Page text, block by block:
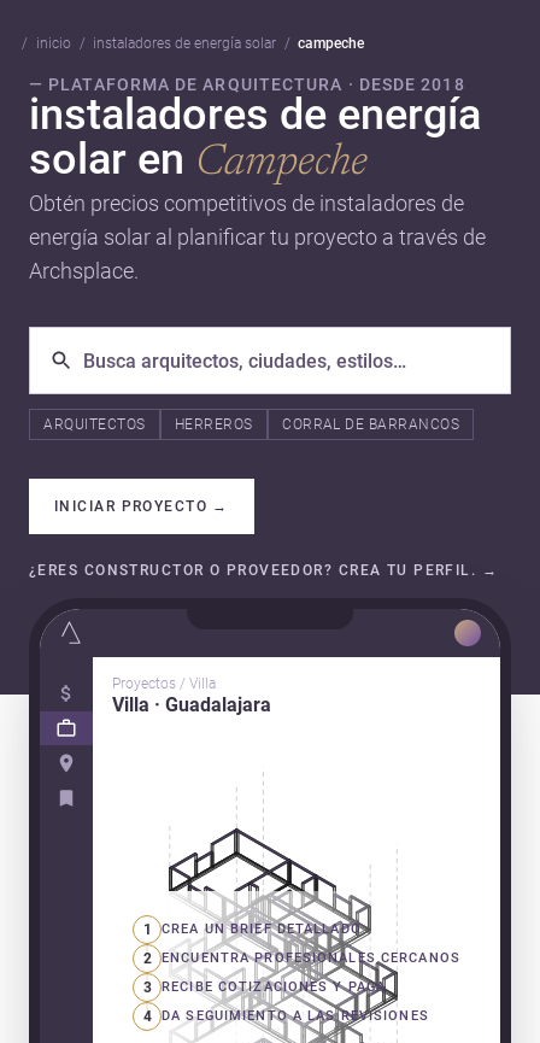
inicio instaladores de energía solar campeche
— PLATAFORMA DE ARQUITECTURA · DESDE 2018
instaladores de energía
solar en Campeche
Obtén precios competitivos de instaladores de
energía solar al planificar tu proyecto a través de
Archsplace.
ARQUITECTOS HERREROS CORRAL DE BARRANCOS
INICIAR PROYECTO →
¿ERES CONSTRUCTOR O PROVEEDOR? CREA TU PERFIL. →
Proyectos / Villa
Villa · Guadalajara
1 CREA UN BRIEF DETALLADO
2 ENCUENTRA PROFESIONALES CERCANOS
3 RECIBE COTIZACIONES Y PAGA
4 DA SEGUIMIENTO A LAS REVISIONES